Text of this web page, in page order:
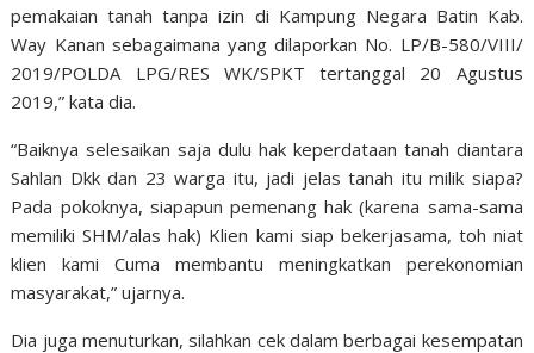
pemakaian tanah tanpa izin di Kampung Negara Batin Kab.
Way Kanan sebagaimana yang dilaporkan No. LP/B-580/VIII/
2019/POLDA LPG/RES WK/SPKT tertanggal 20 Agustus
2019,” kata dia.
“Baiknya selesaikan saja dulu hak keperdataan tanah diantara
Sahlan Dkk dan 23 warga itu, jadi jelas tanah itu milik siapa?
Pada pokoknya, siapapun pemenang hak (karena sama-sama
memiliki SHM/alas hak) Klien kami siap bekerjasama, toh niat
klien kami Cuma membantu meningkatkan perekonomian
masyarakat,” ujarnya.
Dia juga menuturkan, silahkan cek dalam berbagai kesempatan